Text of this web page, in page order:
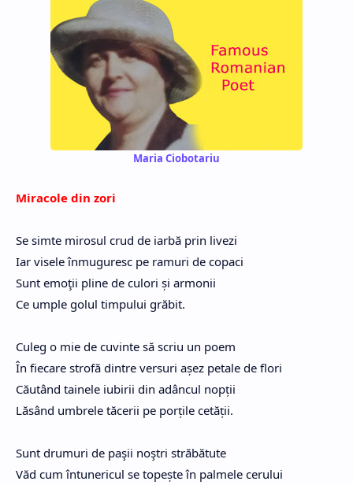
Maria Ciobotariu
Miracole din zori
Se simte mirosul crud de iarbă prin livezi
Iar visele înmuguresc pe ramuri de copaci
Sunt emoţii pline de culori și armonii
Ce umple golul timpului grăbit.
Culeg o mie de cuvinte să scriu un poem
În fiecare strofă dintre versuri așez petale de flori
Căutând tainele iubirii din adâncul nopții
Lăsând umbrele tăcerii pe porțile cetății.
Sunt drumuri de paşii noştri străbătute
Văd cum întunericul se topește în palmele cerului